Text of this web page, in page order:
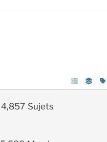
4,857 Sujets